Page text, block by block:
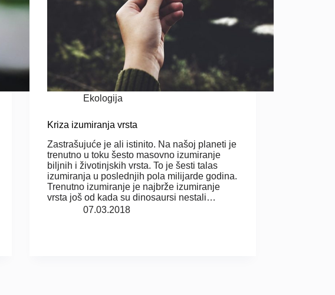
Ekologija
Kriza izumiranja vrsta
Zastrašujuće je ali istinito. Na našoj planeti je
trenutno u toku šesto masovno izumiranje
biljnih i životinjskih vrsta. To je šesti talas
izumiranja u poslednjih pola milijarde godina.
Trenutno izumiranje je najbrže izumiranje
vrsta još od kada su dinosaursi nestali…
07.03.2018